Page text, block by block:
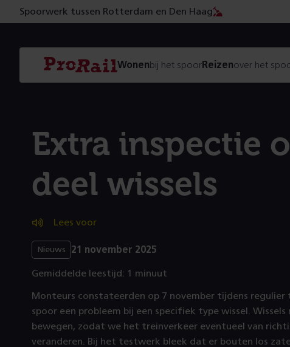
Spoorwerk tussen Rotterdam en Den Haag
Navigatie
Homepage
ProRail
Wonenbij het spoorReizenover het
Extra inspectie
deel wissels
Lees voor
Nieuws 21 november 2025
Gemiddelde leestijd: 1 minuut
Monteurs constateerden op 7 november tijdens
spoor een probleem bij een specifiek type wissel.
bewegen, zodat we het treinverkeer eventueel van
veranderen. Bij het testwerk bleek dat er bouten los